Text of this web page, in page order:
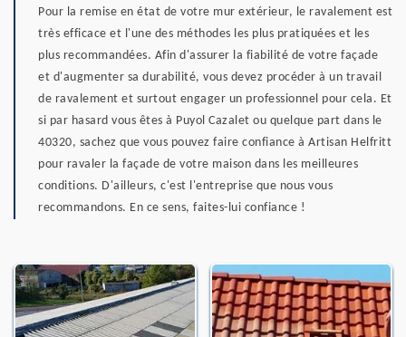
Pour la remise en état de votre mur extérieur, le ravalement est
très efficace et l'une des méthodes les plus pratiquées et les
plus recommandées. Afin d'assurer la fiabilité de votre façade
et d'augmenter sa durabilité, vous devez procéder à un travail
de ravalement et surtout engager un professionnel pour cela. Et
si par hasard vous êtes à Puyol Cazalet ou quelque part dans le
40320, sachez que vous pouvez faire confiance à Artisan Helfritt
pour ravaler la façade de votre maison dans les meilleures
conditions. D'ailleurs, c'est l'entreprise que nous vous
recommandons. En ce sens, faites-lui confiance !